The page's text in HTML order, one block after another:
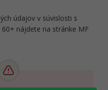
údajov v súvislosti s
nájdete na stránke MF